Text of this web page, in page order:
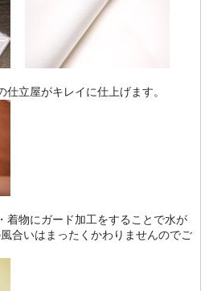
立屋がキレイに仕上げます。
着物にガード加工をすることで水が
合いはまったくかわりませんのでご